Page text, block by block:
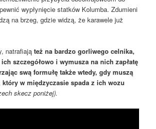
wypłynięcie statków Kolumba. Zdumieni
na brzeg, gdzie widzą, że karawele już
natrafiająteż na bardzo gorliwego celnika,
szczegółowo i wymusza na nich zapłatę
swą formułę także wtedy, gdy muszą
w międzyczasie spada z ich wozu
skecz poniżej).